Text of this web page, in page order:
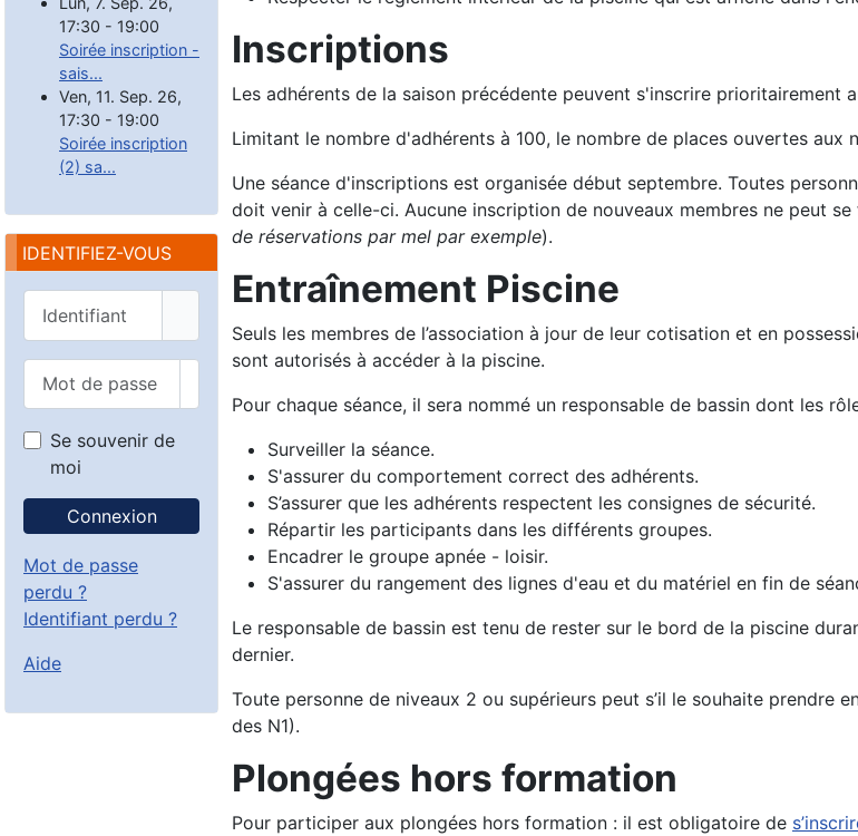
17:30 - 19:00
Soirée inscription -
sais...
Ven, 11. Sep. 26,
17:30 - 19:00
Soirée inscription
(2) sa...
IDENTIFIEZ-VOUS
Afficher le mot de passe
Se souvenir de
moi
Connexion
Mot de passe
perdu ?
Identifiant perdu ?
Aide
Inscriptions
Les adhérents de la saison précédente peuvent s'inscrire prioritairement
Limitant le nombre d'adhérents à 100, le nombre de places ouvertes aux
Une séance d'inscriptions est organisée début septembre. Toutes
doit venir à celle-ci. Aucune inscription de nouveaux membres ne peut
de réservations par mel par exemple).
Entraînement Piscine
Seuls les membres de l’association à jour de leur cotisation et en
sont autorisés à accéder à la piscine.
Pour chaque séance, il sera nommé un responsable de bassin dont les
Surveiller la séance.
S'assurer du comportement correct des adhérents.
S’assurer que les adhérents respectent les consignes de sécurité.
Répartir les participants dans les différents groupes.
Encadrer le groupe apnée - loisir.
S'assurer du rangement des lignes d'eau et du matériel en fin de
Le responsable de bassin est tenu de rester sur le bord de la piscine
dernier.
Toute personne de niveaux 2 ou supérieurs peut s’il le souhaite prendre
des N1).
Plongées hors formation
Pour participer aux plongées hors formation : il est obligatoire de